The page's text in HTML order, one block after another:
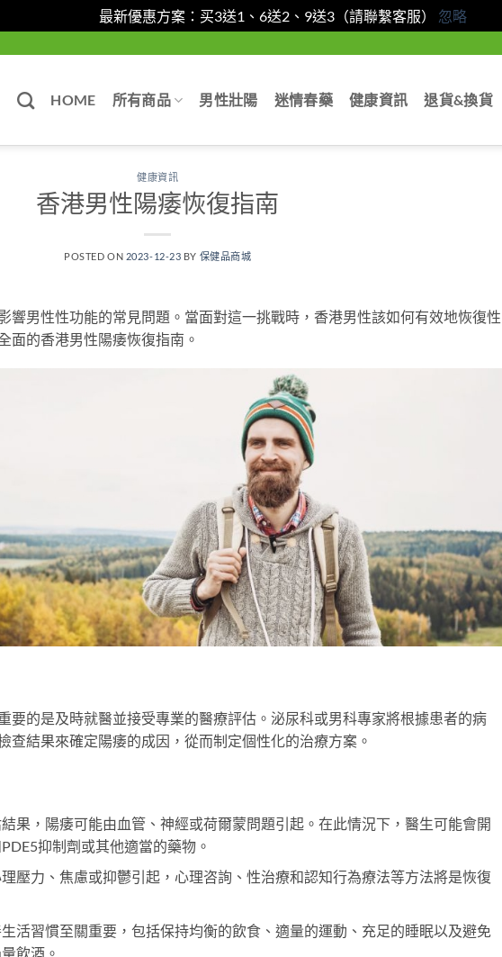
最新優惠方案：买3送1、6送2、9送3（請聯繫客服） 忽略
HOME 所有商品 男性壯陽 迷情春藥 健康資訊 退貨&換貨
健康資訊
香港男性陽痿恢復指南
POSTED ON 2023-12-23 BY 保健品商城
響男性性功能的常見問題。當面對這一挑戰時，香港男性該如何有效地恢復性
面的香港男性陽痿恢復指南。
要的是及時就醫並接受專業的醫療評估。泌尿科或男科專家將根據患者的病
查結果來確定陽痿的成因，從而制定個性化的治療方案。
結果，陽痿可能由血管、神經或荷爾蒙問題引起。在此情況下，醫生可能會開
抑制劑或其他適當的藥物。
理壓力、焦慮或抑鬱引起，心理咨詢、性治療和認知行為療法等方法將是恢復
活習慣至關重要，包括保持均衡的飲食、適量的運動、充足的睡眠以及避免
飲酒。